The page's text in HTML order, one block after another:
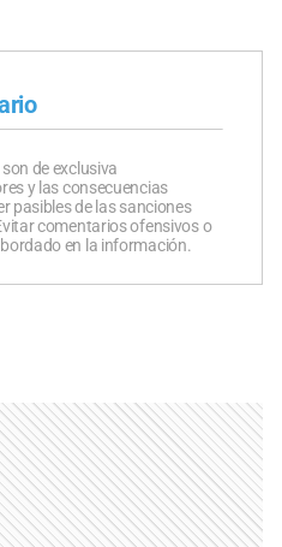
de exclusiva
y las consecuencias
pasibles de las sanciones
comentarios ofensivos o
en la información.